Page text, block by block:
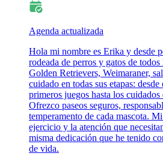
Agenda actualizada
Hola mi nombre es Erika y desde
rodeada de perros y gatos de
Golden Retrievers, Weimaraner,
cuidado en todas sus etapas:
primeros juegos hasta los cuidados
Ofrezco paseos seguros,
temperamento de cada mascota.
ejercicio y la atención que
misma dedicación que he tenido
de vida.